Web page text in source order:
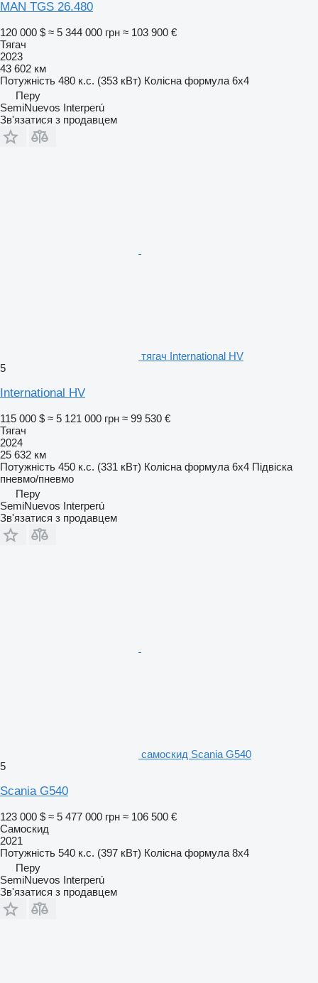
MAN TGS 26.480
120 000 $ ≈ 5 344 000 грн ≈ 103 900 €
Тягач
2023
43 602 км
Потужність 480 к.с. (353 кВт) Колісна формула 6x4
Перу
SemiNuevos Interperú
Зв'язатися з продавцем
тягач International HV
5
International HV
115 000 $ ≈ 5 121 000 грн ≈ 99 530 €
Тягач
2024
25 632 км
Потужність 450 к.с. (331 кВт) Колісна формула 6x4 Підвіска
пневмо/пневмо
Перу
SemiNuevos Interperú
Зв'язатися з продавцем
самоскид Scania G540
5
Scania G540
123 000 $ ≈ 5 477 000 грн ≈ 106 500 €
Самоскид
2021
Потужність 540 к.с. (397 кВт) Колісна формула 8x4
Перу
SemiNuevos Interperú
Зв'язатися з продавцем